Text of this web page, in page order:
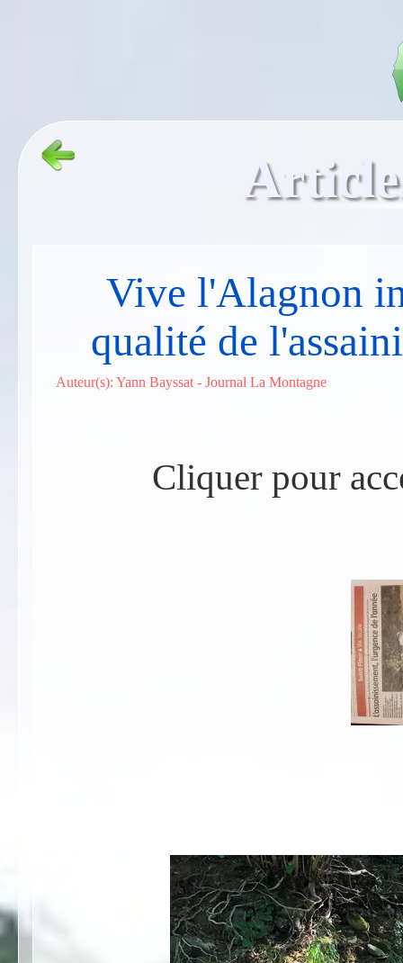
Vive l'Alagnon
qualité de
Auteur(s): Yann Bayssat - Journal La Montagne
Cliquer pour